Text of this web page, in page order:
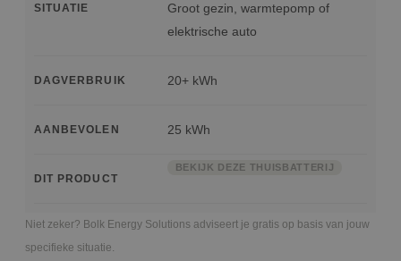
SITUATIE
Groot gezin, warmtepomp of
elektrische auto
DAGVERBRUIK 20+ kWh
AANBEVOLEN 25 kWh
DIT PRODUCT
BEKIJK DEZE THUISBATTERIJ
Niet zeker? Bolk Energy Solutions adviseert je gratis op basis van jouw
specifieke situatie.